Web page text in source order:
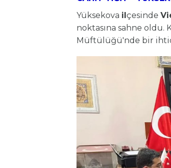
Yüksekova ilçesinde
noktasına sahne oldu.
Müftülüğü'nde bir